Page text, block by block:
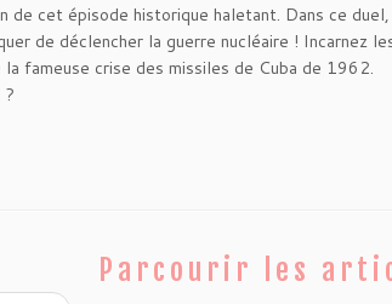
cet épisode historique haletant. Dans ce
de déclencher la guerre nucléaire ! Incarnez
fameuse crise des missiles de Cuba de 1962.
Parcourir les